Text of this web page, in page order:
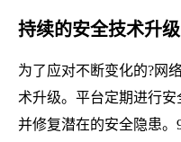
持续的安全技术升级
为了应对不断变化的?网
术升级。平台定期进行
并修复潜在的安全隐患